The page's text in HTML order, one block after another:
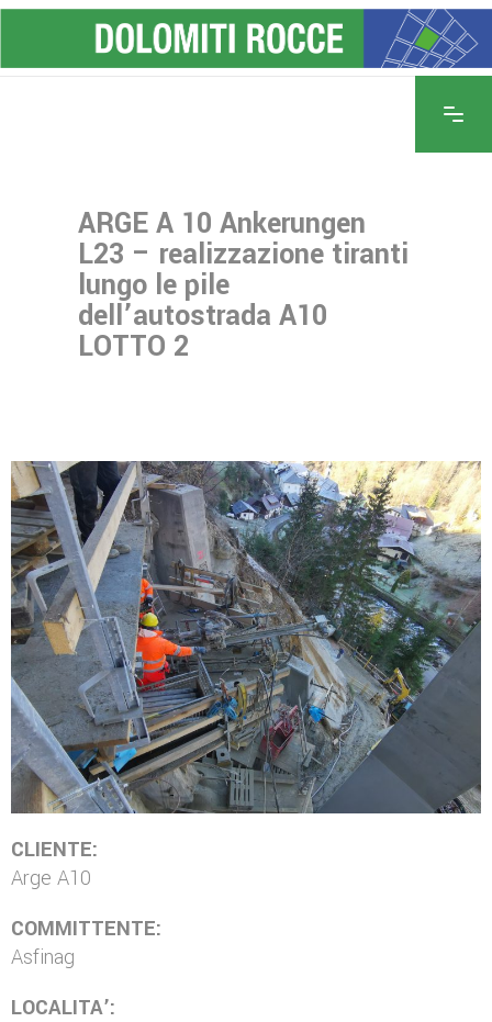
ARGE A 10 Ankerungen
L23 – realizzazione tiranti
lungo le pile
dell’autostrada A10
LOTTO 2
CLIENTE:
Arge A10
COMMITTENTE:
Asfinag
LOCALITA’: